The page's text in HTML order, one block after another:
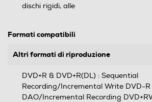
dischi rigidi, alle
Formati compatibili
Altri formati di riproduzione
DVD+R & DVD+R(DL) : Sequential
Recording/Incremental Write DVD-R
DAO/Incremental Recording